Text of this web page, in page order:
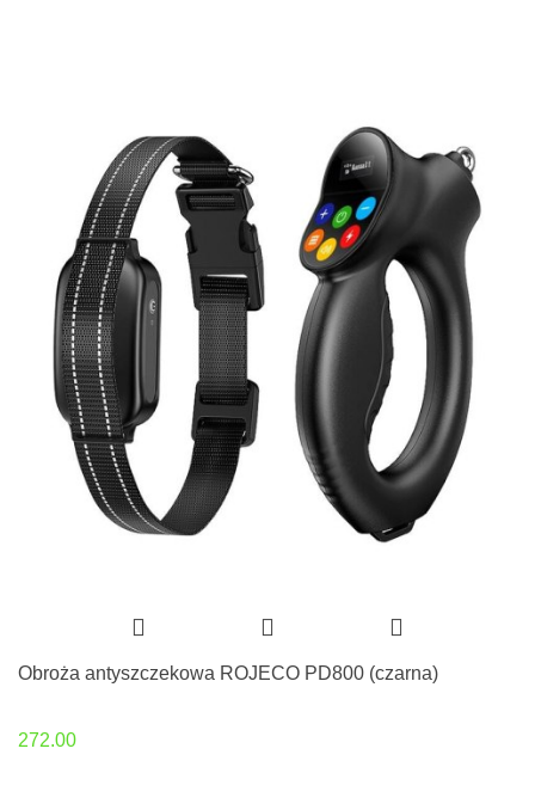
Obroża antyszczekowa ROJECO PD800 (czarna)
272.00